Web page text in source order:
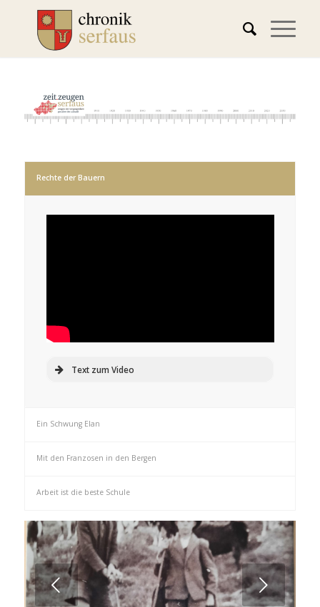
Rechte der Bauern
Text zum Video
Ein Schwung Elan
Mit den Franzosen in den Bergen
Arbeit ist die beste Schule
Weiter